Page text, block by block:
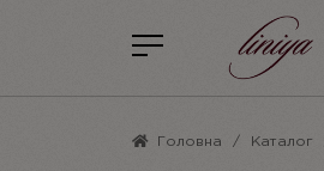
Головна Каталог